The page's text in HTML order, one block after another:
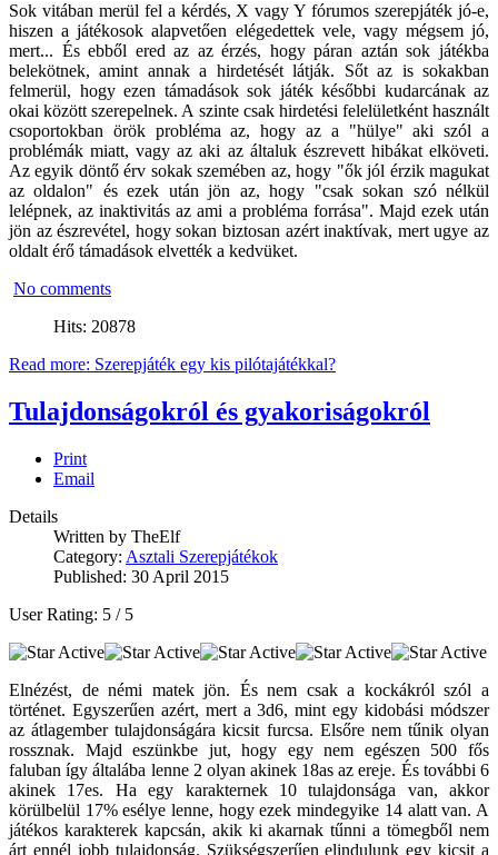
Sok vitában merül fel a kérdés, X vagy Y fórumos szerepjáték jó-e,
hiszen a játékosok alapvetően elégedettek vele, vagy mégsem jó,
mert... És ebből ered az az érzés, hogy páran aztán sok játékba
belekötnek, amint annak a hirdetését látják. Sőt az is sokakban
felmerül, hogy ezen támadások sok játék későbbi kudarcának az
okai között szerepelnek. A szinte csak hirdetési felelületként használt
csoportokban örök probléma az, hogy az a "hülye" aki szól a
problémák miatt, vagy az aki az általuk észrevett hibákat elköveti.
Az egyik döntő érv sokak szemében az, hogy "ők jól érzik magukat
az oldalon" és ezek után jön az, hogy "csak sokan szó nélkül
lelépnek, az inaktivitás az ami a probléma forrása". Majd ezek után
jön az észrevétel, hogy sokan biztosan azért inaktívak, mert ugye az
oldalt érő támadások elvették a kedvüket.
No comments
Hits: 20878
Read more: Szerepjáték egy kis pilótajátékkal?
Tulajdonságokról és gyakoriságokról
Print
Email
Details
Written by TheElf
Category: Asztali Szerepjátékok
Published: 30 April 2015
User Rating: 5 / 5
Elnézést, de némi matek jön. És nem csak a kockákról szól a
történet. Egyszerűen azért, mert a 3d6, mint egy kidobási módszer
az átlagember tulajdonságára kicsit furcsa. Elsőre nem tűnik olyan
rossznak. Majd eszünkbe jut, hogy egy nem egészen 500 fős
faluban így általába lenne 2 olyan akinek 18as az ereje. És további 6
akinek 17es. Ha egy karakternek 10 tulajdonsága van, akkor
körülbelül 17% esélye lenne, hogy ezek mindegyike 14 alatt van. A
játékos karakterek kapcsán, akik ki akarnak tűnni a tömegből nem
árt ennél jobb tulajdonság. Szükségszerűen elindulunk egy kicsit a